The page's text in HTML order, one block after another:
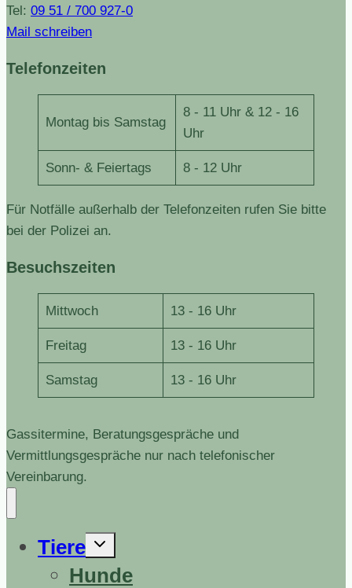
Tel: 09 51 / 700 927-0
Mail schreiben
Telefonzeiten
Montag bis Samstag
8 - 11 Uhr & 12 - 16
Uhr
Sonn- & Feiertags 8 - 12 Uhr
Für Notfälle außerhalb der Telefonzeiten rufen Sie bitte
bei der Polizei an.
Besuchszeiten
Mittwoch 13 - 16 Uhr
Freitag 13 - 16 Uhr
Samstag 13 - 16 Uhr
Gassitermine, Beratungsgespräche und
Vermittlungsgespräche nur nach telefonischer
Vereinbarung.
Tiere
Untermenü
Hunde